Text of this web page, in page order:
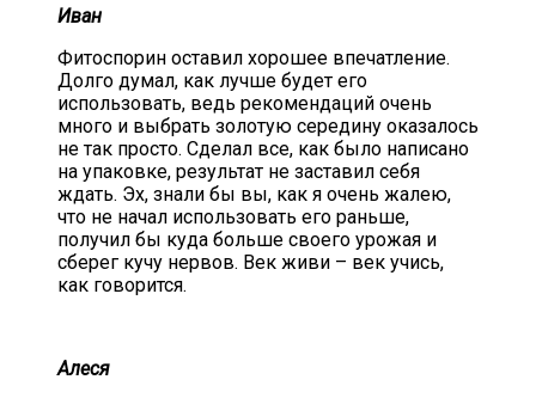
Иван
Фитоспорин оставил хорошее впечатление.
Долго думал, как лучше будет его
использовать, ведь рекомендаций очень
много и выбрать золотую середину оказалось
не так просто. Сделал все, как было написано
на упаковке, результат не заставил себя
ждать. Эх, знали бы вы, как я очень жалею,
что не начал использовать его раньше,
получил бы куда больше своего урожая и
сберег кучу нервов. Век живи – век учись,
как говорится.
Алеся